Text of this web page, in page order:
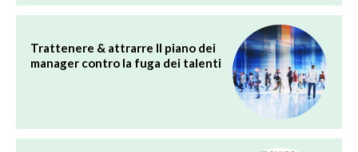
Trattenere & attrarre Il piano dei
manager contro la fuga dei talenti